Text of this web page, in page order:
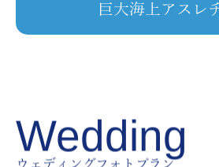
巨大海上アスレ
Wedding
ウェディングフォトプラン